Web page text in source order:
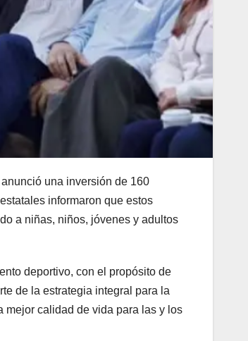
una inversión de 160
informaron que estos
a niñas, niños, jóvenes y adultos
deportivo, con el propósito de
de la estrategia integral para la
mejor calidad de vida para las y los